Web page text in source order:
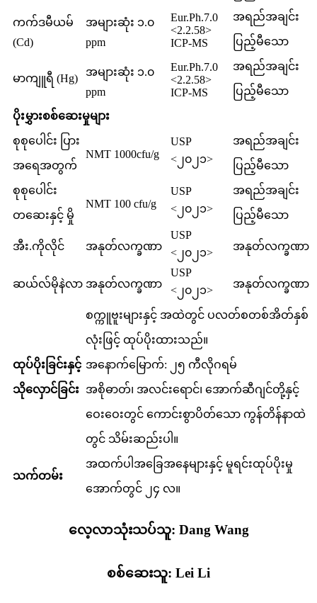
ကက်ဒမီယမ်
(Cd)
အများဆုံး ၁.၀
ppm
Eur.Ph.7.0
<2.2.58>
ICP-MS
အရည်အချင်း
ပြည့်မီသော
မာကျူရီ (Hg)
အများဆုံး ၁.၀
ppm
Eur.Ph.7.0
<2.2.58>
ICP-MS
အရည်အချင်း
ပြည့်မီသော
ပိုးမွှားစစ်ဆေးမှုများ
စုစုပေါင်း ပြား
အရေအတွက်
NMT 1000cfu/g
USP
<၂၀၂၁>
အရည်အချင်း
ပြည့်မီသော
စုစုပေါင်း
တဆေးနှင့် မှို
NMT 100 cfu/g
USP
<၂၀၂၁>
အရည်အချင်း
ပြည့်မီသော
အီး.ကိုလိုင် အနုတ်လက္ခဏာ
USP
<၂၀၂၁>
အနုတ်လက္ခဏာ
ဆယ်လ်မိုနဲလာ အနုတ်လက္ခဏာ
USP
<၂၀၂၁>
အနုတ်လက္ခဏာ
ထုပ်ပိုးခြင်းနှင့်
သိုလှောင်ခြင်း
စက္ကူဗူးများနှင့် အထဲတွင် ပလတ်စတစ်အိတ်နှစ်
လုံးဖြင့် ထုပ်ပိုးထားသည်။
အနောက်မြောက်: ၂၅ ကီလိုဂရမ်
အစိုဓာတ်၊ အလင်းရောင်၊ အောက်ဆီဂျင်တို့နှင့်
ဝေးဝေးတွင် ကောင်းစွာပိတ်သော ကွန်တိန်နာထဲ
တွင် သိမ်းဆည်းပါ။
သက်တမ်း
အထက်ပါအခြေအနေများနှင့် မူရင်းထုပ်ပိုးမှု
အောက်တွင် ၂၄ လ။
လေ့လာသုံးသပ်သူ: Dang Wang
စစ်ဆေးသူ: Lei Li